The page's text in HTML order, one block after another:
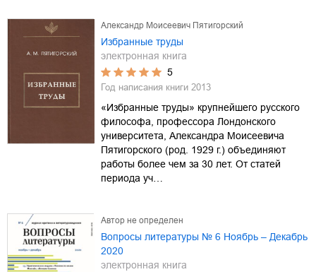
Александр Моисеевич Пятигорский
Избранные труды
электронная книга
5
Год написания книги 2013
«Избранные труды» крупнейшего русского
философа, профессора Лондонского
университета, Александра Моисеевича
Пятигорского (род. 1929 г.) объединяют
работы более чем за 30 лет. От статей
периода уч…
Автор не определен
Вопросы литературы № 6 Ноябрь – Декабрь
2020
электронная книга